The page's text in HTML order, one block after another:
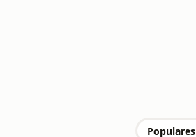
Populares